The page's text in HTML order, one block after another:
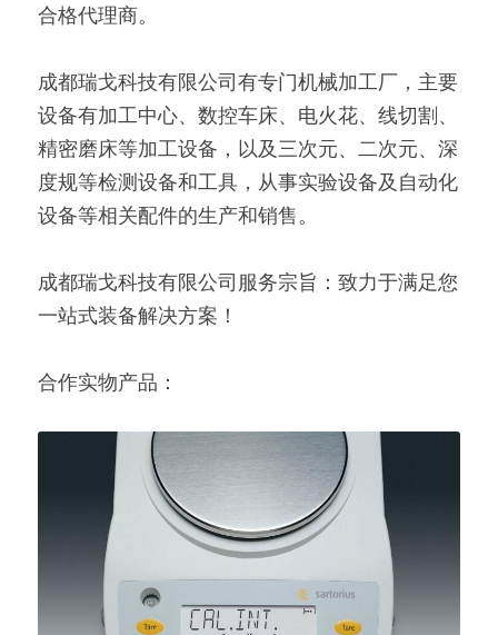
合格代理商。
成都瑞戈科技有限公司有专门机械加工厂，主要
设备有加工中心、数控车床、电火花、线切割、
精密磨床等加工设备，以及三次元、二次元、深
度规等检测设备和工具，从事实验设备及自动化
设备等相关配件的生产和销售。
成都瑞戈科技有限公司服务宗旨：致力于满足您
一站式装备解决方案！
合作实物产品：